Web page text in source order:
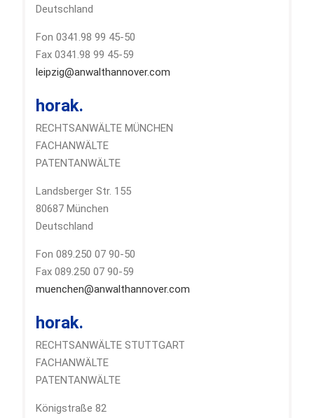
Deutschland
Fon 0341.98 99 45-50
Fax 0341.98 99 45-59
leipzig@anwalthannover.com
horak.
RECHTSANWÄLTE MÜNCHEN
FACHANWÄLTE
PATENTANWÄLTE
Landsberger Str. 155
80687 München
Deutschland
Fon 089.250 07 90-50
Fax 089.250 07 90-59
muenchen@anwalthannover.com
horak.
RECHTSANWÄLTE STUTTGART
FACHANWÄLTE
PATENTANWÄLTE
Königstraße 82